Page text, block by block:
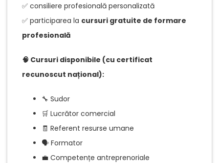
✅ consiliere profesională personalizată
✅ participarea la cursuri gratuite de formare
profesională
🧠 Cursuri disponibile (cu certificat
recunoscut național):
🔧 Sudor
🛒 Lucrător comercial
🧾 Referent resurse umane
🗣️ Formator
💼 Competențe antreprenoriale